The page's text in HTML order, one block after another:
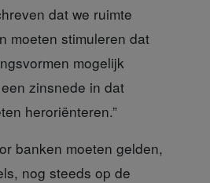
dat we ruimte
moeten stimuleren dat
mogelijk
zinsnede in dat
heroriënteren.”
banken moeten gelden,
nog steeds op de